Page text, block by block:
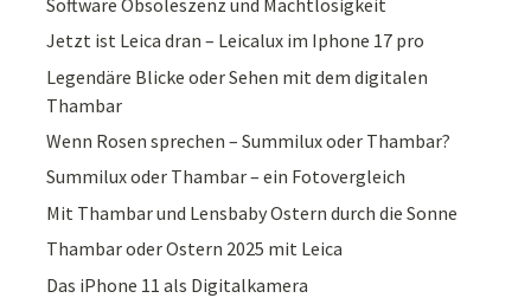
Jetzt ist Leica dran – Leicalux im Iphone 17 pro
Legendäre Blicke oder Sehen mit dem digitalen
Thambar
Wenn Rosen sprechen – Summilux oder Thambar?
Summilux oder Thambar – ein Fotovergleich
Mit Thambar und Lensbaby Ostern durch die Sonne
Thambar oder Ostern 2025 mit Leica
Das iPhone 11 als Digitalkamera